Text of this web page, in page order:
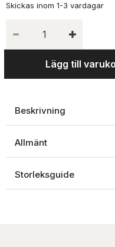
Lägg till
Beskrivning
Allmänt
Storleksguide